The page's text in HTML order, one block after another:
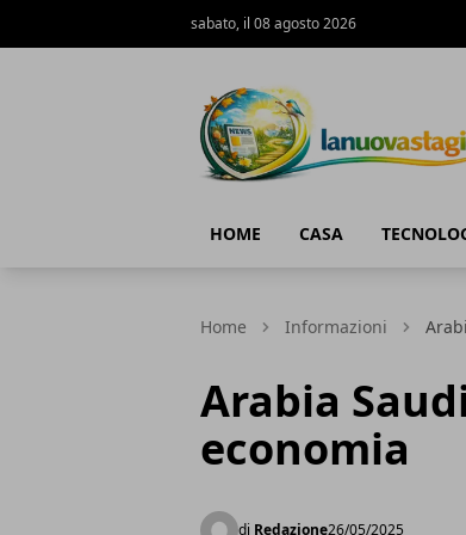
sabato, il 08 agosto 2026
HOME CASA
Home Informazioni
Arabia
economia
di Redazione26/05/2025